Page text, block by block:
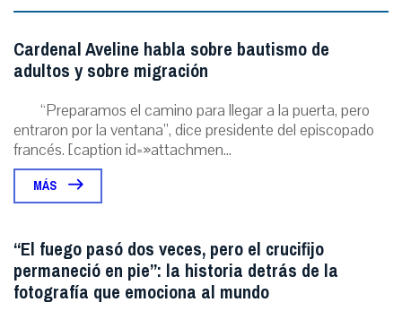
Cardenal Aveline habla sobre bautismo de
adultos y sobre migración
“Preparamos el camino para llegar a la puerta, pero
entraron por la ventana”, dice presidente del episcopado
francés. [caption id=»attachmen...
MÁS
“El fuego pasó dos veces, pero el crucifijo
permaneció en pie”: la historia detrás de la
fotografía que emociona al mundo